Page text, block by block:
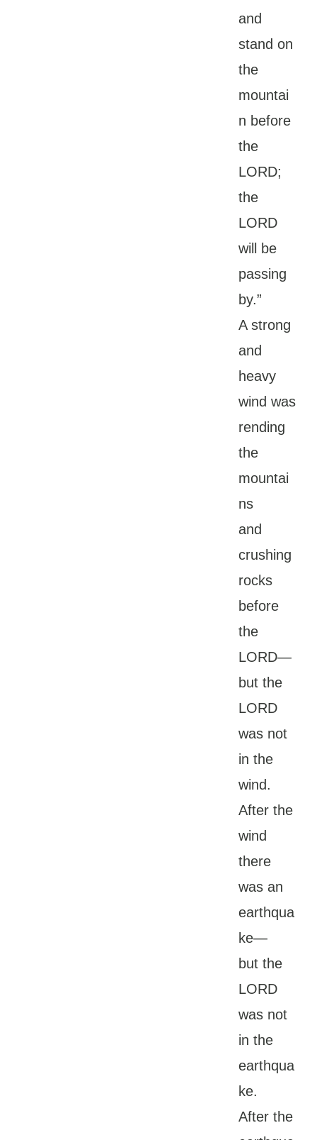
and
stand on
the
mountai
n before
the
LORD;
the
LORD
will be
passing
by.”
A strong
and
heavy
wind was
rending
the
mountai
ns
and
crushing
rocks
before
the
LORD—
but the
LORD
was not
in the
wind.
After the
wind
there
was an
earthqua
ke—
but the
LORD
was not
in the
earthqua
ke.
After the